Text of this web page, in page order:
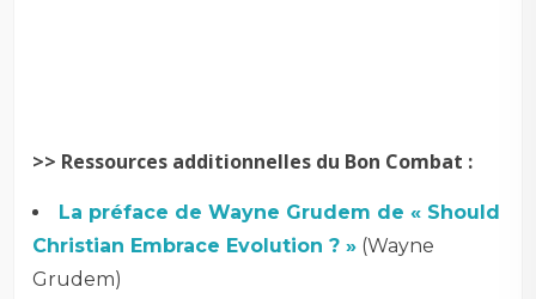
>> Ressources additionnelles du Bon Combat :
La préface de Wayne Grudem de « Should
Christian Embrace Evolution ? » (Wayne
Grudem)